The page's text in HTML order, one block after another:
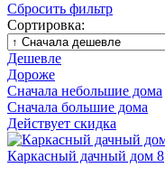
Сбросить фильтр
Сортировка:
Дешевле
Дороже
Сначала небольшие дома
Сначала большие дома
Действует скидка
Каркасный дачный дом 8